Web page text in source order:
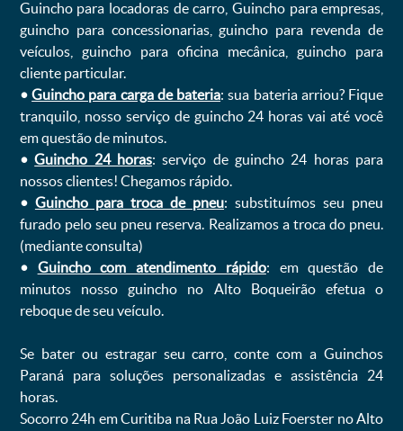
Guincho para locadoras de carro, Guincho para empresas,
guincho para concessionarias, guincho para revenda de
veículos, guincho para oficina mecânica, guincho para
cliente particular.
•Guincho para carga de bateria: sua bateria arriou? Fique
tranquilo, nosso serviço de guincho 24 horas vai até você
em questão de minutos.
•Guincho 24 horas: serviço de guincho 24 horas para
nossos clientes! Chegamos rápido.
• Guincho para troca de pneu: substituímos seu pneu
furado pelo seu pneu reserva. Realizamos a troca do pneu.
(mediante consulta)
• Guincho com atendimento rápido: em questão de
minutos nosso guincho no Alto Boqueirão efetua o
reboque de seu veículo.
Se bater ou estragar seu carro, conte com a Guinchos
Paraná para soluções personalizadas e assistência 24
horas.
Socorro 24h em Curitiba na Rua João Luiz Foerster no Alto